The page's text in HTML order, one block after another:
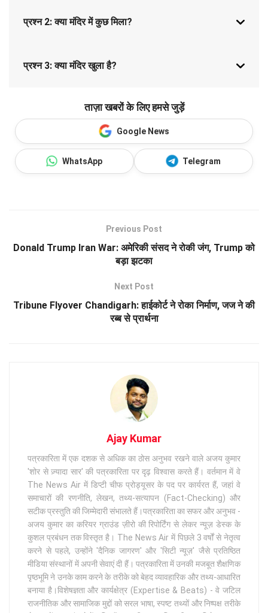
प्रश्न 2: क्या मंदिर में कुछ मिला?
प्रश्न 3: क्या मंदिर खुला है?
ताज़ा खबरों के लिए हमसे जुड़ें
Google News
WhatsApp Telegram
Previous Post
Donald Trump Iran War: अमेरिकी संसद ने रोकी जंग, Trump को
बड़ा झटका
Next Post
Tribune Flyover Chandigarh: हाईकोर्ट ने रोका निर्माण, जज ने की
रब्ब से प्रार्थना
Ajay Kumar
पत्रकारिता में एक दशक से अधिक का ठोस अनुभव रखने वाले अजय कुमार
'शोर से ज़्यादा सार' की पत्रकारिता पर दृढ़ विश्वास करते हैं। वर्तमान में वे
The News Air में डिप्टी चीफ प्रोड्यूसर के पद पर कार्यरत हैं, जहां वे
समाचारों की रणनीति, लेखन, तथ्य-सत्यापन (Fact-Checking) और
सटीक प्रस्तुति की जिम्मेदारी संभालते हैं।पत्रकारिता का सफर और अनुभव -
अजय कुमार का करियर ग्राउंड ज़ीरो की रिपोर्टिंग से लेकर न्यूज़ डेस्क के
कुशल प्रबंधन तक विस्तृत है। The News Air में पिछले 3 वर्षों से नेतृत्व
करने से पहले, उन्होंने 'दैनिक जागरण' और 'सिटी न्यूज़' जैसे प्रतिष्ठित
मीडिया संस्थानों में अपनी सेवाएं दी हैं। पत्रकारिता में उनकी मजबूत शैक्षणिक
पृष्ठभूमि ने उनके काम करने के तरीके को बेहद व्यावहारिक और तथ्य-आधारित
बनाया है।विशेषज्ञता और कार्यक्षेत्र (Expertise & Beats) - वे जटिल
राजनीतिक और सामाजिक मुद्दों को सरल भाषा, स्पष्ट तथ्यों और निष्पक्ष तरीके